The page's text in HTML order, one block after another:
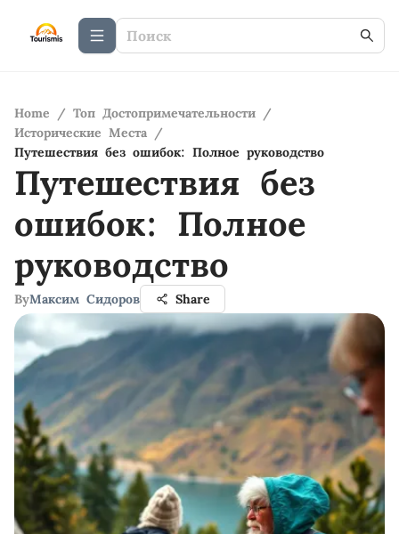
Home / Топ Достопримечательности /
Исторические Места /
Путешествия без ошибок: Полное руководство
Путешествия без
ошибок: Полное
руководство
ByМаксим Сидоров Share